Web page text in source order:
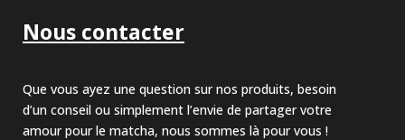
Nous contacter
Que vous ayez une question sur nos produits, besoin
d’un conseil ou simplement l’envie de partager votre
amour pour le matcha, nous sommes là pour vous !